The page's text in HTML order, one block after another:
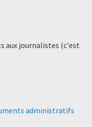
aux journalistes (c'est
administratifs